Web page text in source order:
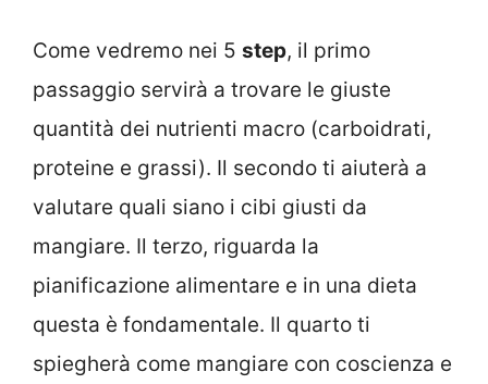
Come vedremo nei 5 step, il primo
passaggio servirà a trovare le giuste
quantità dei nutrienti macro (carboidrati,
proteine e grassi). Il secondo ti aiuterà a
valutare quali siano i cibi giusti da
mangiare. Il terzo, riguarda la
pianificazione alimentare e in una dieta
questa è fondamentale. Il quarto ti
spiegherà come mangiare con coscienza e